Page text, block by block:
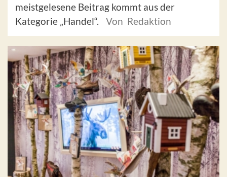
meistgelesene Beitrag kommt aus der
Kategorie „Handel“.
Von Redaktion